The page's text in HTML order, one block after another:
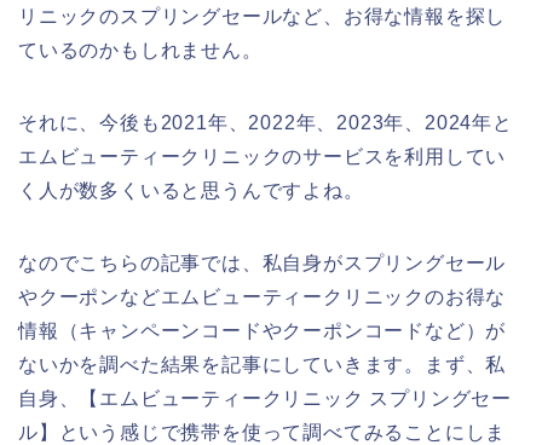
リニックのスプリングセールなど、お得な情報を探し
ているのかもしれません。
それに、今後も2021年、2022年、2023年、2024年と
エムビューティークリニックのサービスを利用してい
く人が数多くいると思うんですよね。
なのでこちらの記事では、私自身がスプリングセール
やクーポンなどエムビューティークリニックのお得な
情報（キャンペーンコードやクーポンコードなど）が
ないかを調べた結果を記事にしていきます。まず、私
自身、【エムビューティークリニック スプリングセー
ル】という感じで携帯を使って調べてみることにしま